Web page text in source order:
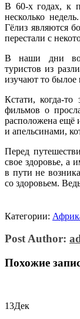
В 60-х годах, к
несколько
Гёлиз являются
перестали с
В наши дни во
туристов из
изучают то былое
Кстати, когда-
фильмов о
расположена ещё
и апельсинами,
Перед
свое здоровье, а
в пути не
со здоровьем.
Категории:
Post Author:
Похожие
13Дек